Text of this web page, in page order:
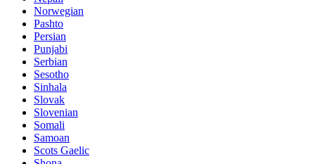
Norwegian
Pashto
Persian
Punjabi
Serbian
Sesotho
Sinhala
Slovak
Slovenian
Somali
Samoan
Scots Gaelic